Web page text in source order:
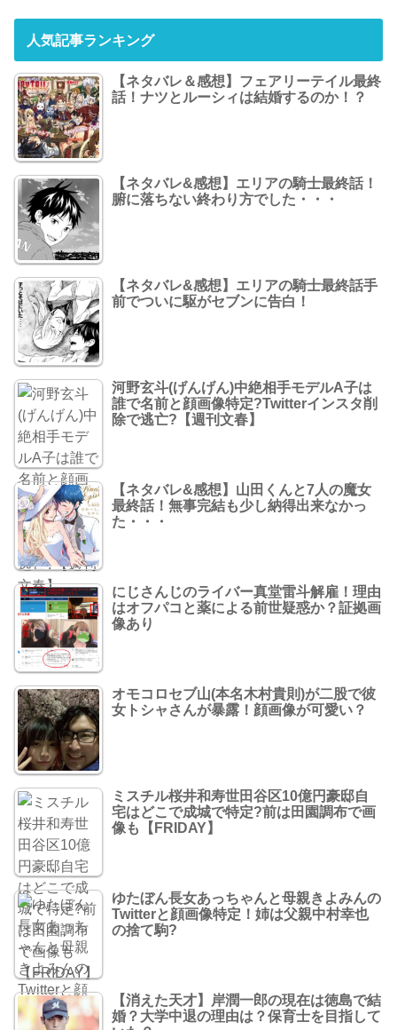
人気記事ランキング
【ネタバレ＆感想】フェアリーテイル最終
話！ナツとルーシィは結婚するのか！？
【ネタバレ&感想】エリアの騎士最終話！
腑に落ちない終わり方でした・・・
【ネタバレ&感想】エリアの騎士最終話手
前でついに駆がセブンに告白！
河野玄斗(げんげん)中絶相手モデルA子は
誰で名前と顔画像特定?Twitterインスタ削
除で逃亡?【週刊文春】
【ネタバレ&感想】山田くんと7人の魔女
最終話！無事完結も少し納得出来なかっ
た・・・
にじさんじのライバー真堂雷斗解雇！理由
はオフパコと薬による前世疑惑か？証拠画
像あり
オモコロセブ山(本名木村貴則)が二股で彼
女トシャさんが暴露！顔画像が可愛い？
ミスチル桜井和寿世田谷区10億円豪邸自
宅はどこで成城で特定?前は田園調布で画
像も【FRIDAY】
ゆたぼん長女あっちゃんと母親きよみんの
Twitterと顔画像特定！姉は父親中村幸也
の捨て駒?
【消えた天才】岸潤一郎の現在は徳島で結
婚？大学中退の理由は？保育士を目指して